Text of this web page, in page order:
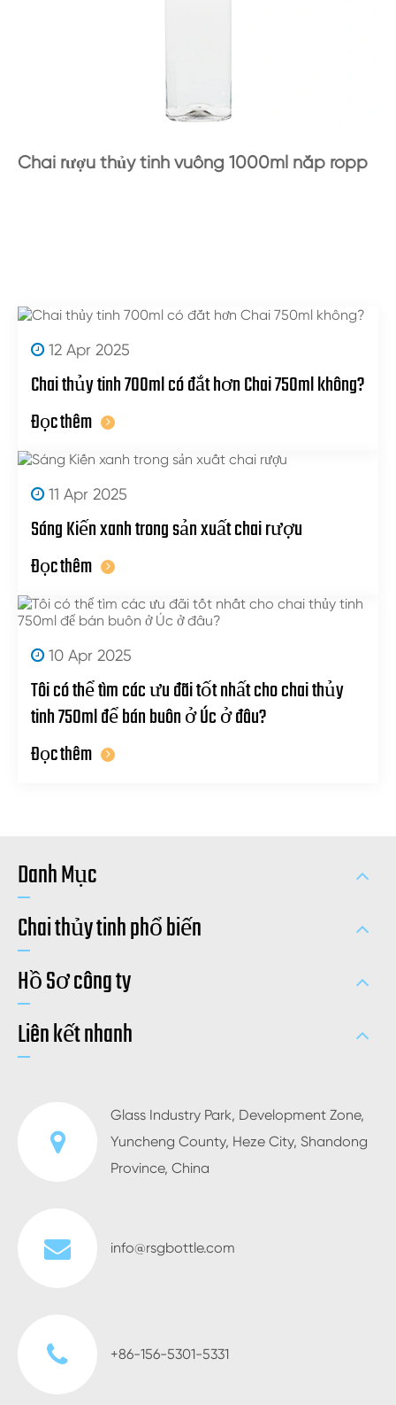
Chai rượu thủy tinh vuông 1000ml nắp ropp
12 Apr 2025
Chai thủy tinh 700ml có đắt hơn Chai 750ml không?
Đọc thêm
11 Apr 2025
Sáng Kiến xanh trong sản xuất chai rượu
Đọc thêm
10 Apr 2025
Tôi có thể tìm các ưu đãi tốt nhất cho chai thủy
tinh 750ml để bán buôn ở Úc ở đâu?
Đọc thêm
Danh Mục
Chai thủy tinh phổ biến
Hồ Sơ công ty
Liên kết nhanh
Glass Industry Park, Development Zone,
Yuncheng County, Heze City, Shandong
Province, China
info@rsgbottle.com
+86-156-5301-5331